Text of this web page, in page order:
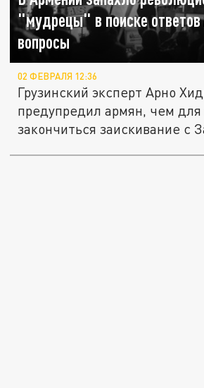
"мудрецы" в поиске ответов
вопросы
02 ФЕВРАЛЯ 12:36
Грузинский эксперт Арно
предупредил армян, чем
закончиться заискивание с